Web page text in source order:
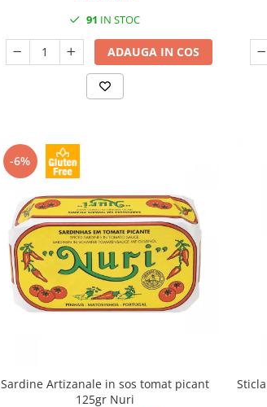
91 IN STOC
ADAUGA IN COS
-6%
Sardine Artizanale in sos tomat picant
125gr Nuri